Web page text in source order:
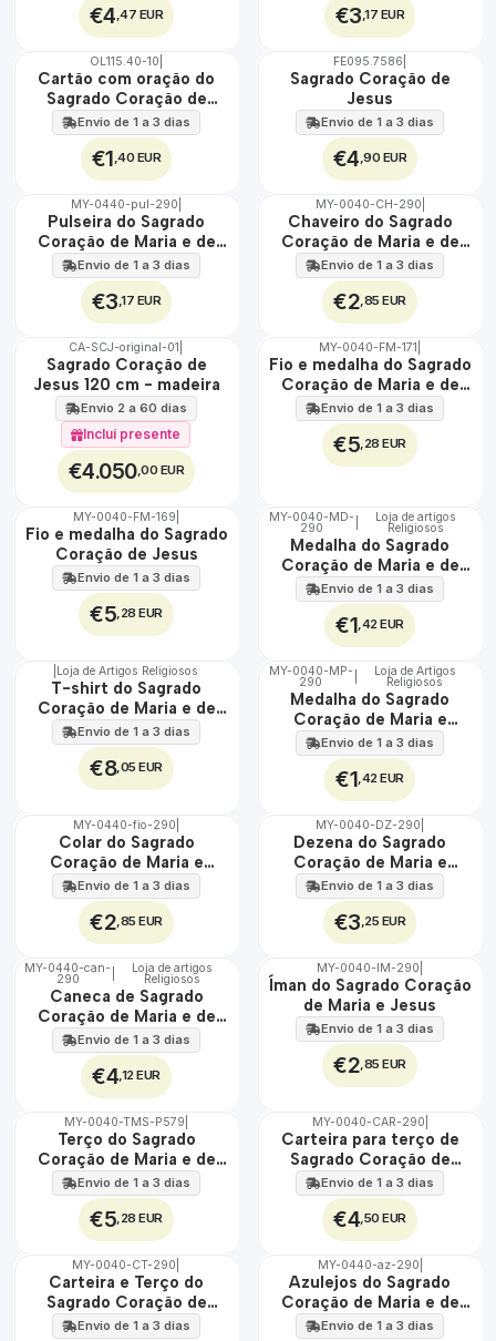
€4,47 EUR €3,17 EUR
OL115.40-10
Cartão com oração do
Sagrado Coração de
Jesus
Envio de 1 a 3 dias
€1,40 EUR
FE095.7586
Sagrado Coração de
Jesus
Envio de 1 a 3 dias
€4,90 EUR
🇵🇹
100%
MY-0440-pul-290
Pulseira do Sagrado
Coração de Maria e de
Jesus
Envio de 1 a 3 dias
€3,17 EUR
🇵🇹
100%
MY-0040-CH-290
Chaveiro do Sagrado
Coração de Maria e de
Jesus
Envio de 1 a 3 dias
€2,85 EUR
🇵🇹
100%
EXCLUSIVO
CA-SCJ-original-01
Sagrado Coração de
Jesus 120 cm - madeira
Envio 2 a 60 dias
Incluí presente
€4.050,00 EUR
MY-0040-FM-171
Fio e medalha do Sagrado
Coração de Maria e de
Jesus
Envio de 1 a 3 dias
€5,28 EUR
MY-0040-FM-169
Fio e medalha do Sagrado
Coração de Jesus
Envio de 1 a 3 dias
€5,28 EUR
🇵🇹
100%
MY-0040-MD-
290
Loja de artigos
Religiosos
Medalha do Sagrado
Coração de Maria e de
Jesus
Envio de 1 a 3 dias
€1,42 EUR
🇵🇹
100%
Loja de Artigos Religiosos
T-shirt do Sagrado
Coração de Maria e de
Jesus
Envio de 1 a 3 dias
€8,05 EUR
🇵🇹
100%
MY-0040-MP-
290
Loja de Artigos
Religiosos
Medalha do Sagrado
Coração de Maria e
Jesus
Envio de 1 a 3 dias
€1,42 EUR
🇵🇹
100%
MY-0440-fio-290
Colar do Sagrado
Coração de Maria e
Jesus
Envio de 1 a 3 dias
€2,85 EUR
🇵🇹
100%
MY-0040-DZ-290
Dezena do Sagrado
Coração de Maria e
Jesus
Envio de 1 a 3 dias
€3,25 EUR
🇵🇹
100%
MY-0440-can-
290
Loja de artigos
Religiosos
Caneca de Sagrado
Coração de Maria e de
Jesus
Envio de 1 a 3 dias
€4,12 EUR
🇵🇹
100%
MY-0040-IM-290
Íman do Sagrado Coração
de Maria e Jesus
Envio de 1 a 3 dias
€2,85 EUR
🇵🇹
100%
MY-0040-TMS-P579
Terço do Sagrado
Coração de Maria e de
Jesus
Envio de 1 a 3 dias
€5,28 EUR
🇵🇹
100%
MY-0040-CAR-290
Carteira para terço de
Sagrado Coração de
Maria e de Jesus
Envio de 1 a 3 dias
€4,50 EUR
🇵🇹
100%
MY-0040-CT-290
Carteira e Terço do
Sagrado Coração de
Maria e de Jesus
Envio de 1 a 3 dias
🇵🇹
100%
EXT.
MY-0440-az-290
Azulejos do Sagrado
Coração de Maria e de
Jesus 30 cm x 45 cm
Envio de 1 a 3 dias